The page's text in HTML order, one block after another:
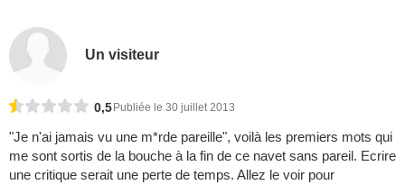
Un visiteur
0,5 Publiée le 30 juillet 2013
"Je n'ai jamais vu une m*rde pareille", voilà les premiers mots qui
me sont sortis de la bouche à la fin de ce navet sans pareil. Ecrire
une critique serait une perte de temps. Allez le voir pour